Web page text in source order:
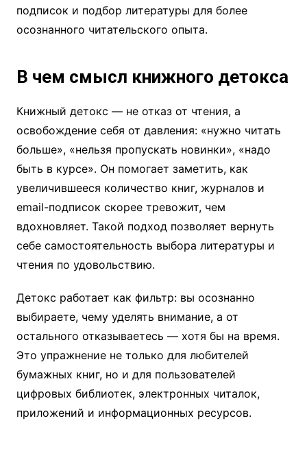
подписок и подбор литературы для более
осознанного читательского опыта.
В чем смысл книжного детокса
Книжный детокс — не отказ от чтения, а
освобождение себя от давления: «нужно читать
больше», «нельзя пропускать новинки», «надо
быть в курсе». Он помогает заметить, как
увеличившееся количество книг, журналов и
email-подписок скорее тревожит, чем
вдохновляет. Такой подход позволяет вернуть
себе самостоятельность выбора литературы и
чтения по удовольствию.
Детокс работает как фильтр: вы осознанно
выбираете, чему уделять внимание, а от
остального отказываетесь — хотя бы на время.
Это упражнение не только для любителей
бумажных книг, но и для пользователей
цифровых библиотек, электронных читалок,
приложений и информационных ресурсов.